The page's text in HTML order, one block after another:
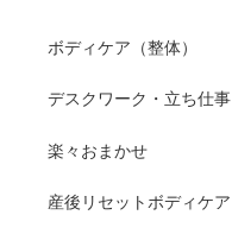
ボディケア（整体）
デスクワーク・立ち仕事
楽々おまかせ
産後リセットボディケア